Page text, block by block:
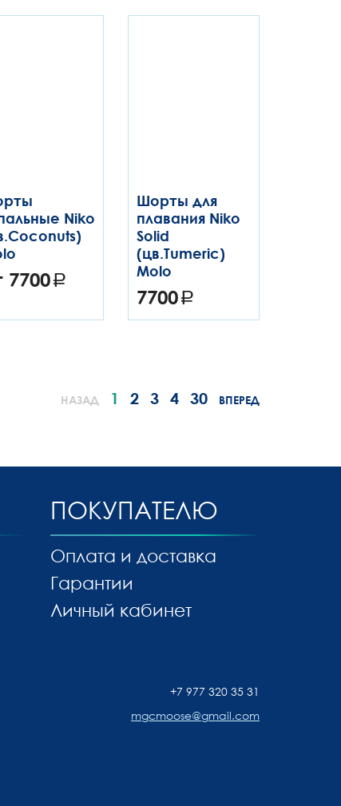
Niko
7700
Шорты для
плавания Niko
Solid
(цв.Tumeric)
Molo
7700
НАЗАД 1 2 3 4 30 ВПЕРЕД
ПОКУПАТЕЛЮ
Оплата и доставка
Гарантии
Личный кабинет
+7 977 320 35 31
mgcmoose@gmail.com